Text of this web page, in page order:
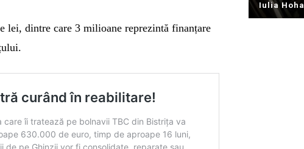
lei, dintre care 3 milioane reprezintă finanțare
Iulia Hoha